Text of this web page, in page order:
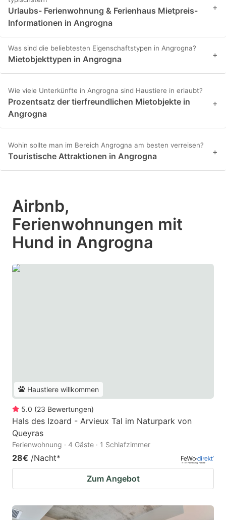
Urlaubs- Ferienwohnung & Ferienhaus Mietpreis-
Informationen in Angrogna
+
Was sind die beliebtesten Eigenschaftstypen in Angrogna?
Mietobjekttypen in Angrogna +
Wie viele Unterkünfte in Angrogna sind Haustiere in erlaubt?
Prozentsatz der tierfreundlichen Mietobjekte in
Angrogna
+
Wohin sollte man im Bereich Angrogna am besten verreisen?
Touristische Attraktionen in Angrogna +
Airbnb,
Ferienwohnungen mit
Hund in Angrogna
Haustiere willkommen
5.0 (23 Bewertungen)
Hals des Izoard - Arvieux Tal im Naturpark von
Queyras
Ferienwohnung · 4 Gäste · 1 Schlafzimmer
28€ /Nacht*
Zum Angebot